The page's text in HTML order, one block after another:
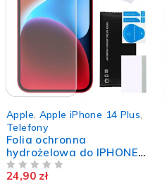
Apple Apple iPhone 14 Plus
Telefony
Folia ochronna
hydrożelowa do IPHONE
14 PLUS wytrzymała na
ekran szkło TPU
24,90 zł